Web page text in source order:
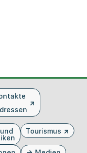
Tourismus